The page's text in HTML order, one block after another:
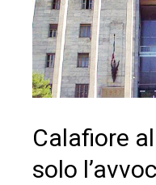
Calafiore
solo